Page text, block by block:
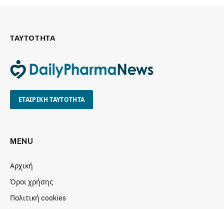
ΤΑΥΤΟΤΗΤΑ
ΕΤΑΙΡΙΚΗ ΤΑΥΤΟΤΗΤΑ
MENU
Αρχική
Όροι χρήσης
Πολιτική cookies